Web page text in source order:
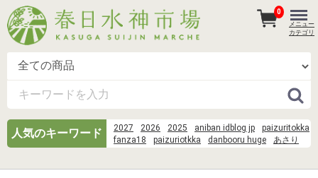
人気のキーワード 2027 2026 2025 aniban idblog jp
paizuritokka
fanza18
paizuriotkka danbooru huge
あさり
0
メニュー
カテゴリ